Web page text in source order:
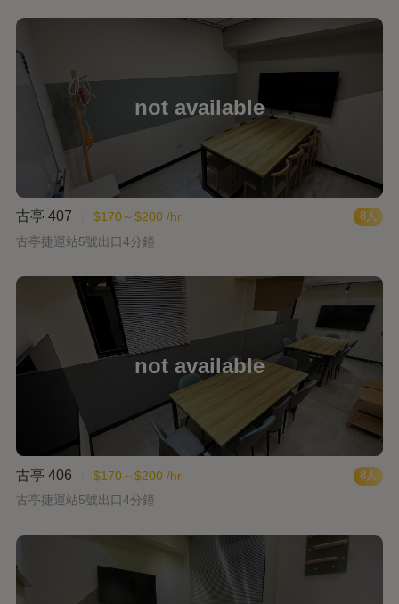
8人
古亭 407
$170～$200 /hr
古亭捷運站5號出口4分鐘
8人
古亭 406
$170～$200 /hr
古亭捷運站5號出口4分鐘